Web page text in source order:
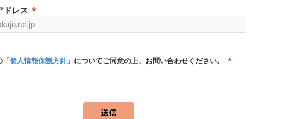
ドレス
「個人情報保護方針」 についてご同意の上、お問い合わせください。
送信